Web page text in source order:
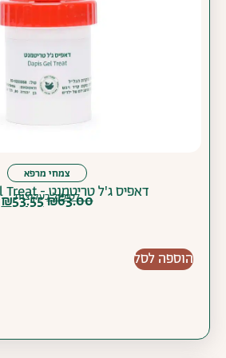
צמחי מרפא
דאפיס ג'ל טריטמנט - Dapis Gel Treat
לטיפול בעקיצות
₪63.00
₪53.55
הוספה לסל